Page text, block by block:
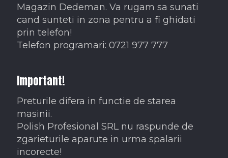
Magazin Dedeman. Va rugam sa sunati
cand sunteti in zona pentru a fi ghidati
prin telefon!
Telefon programari: 0721 977 777
Important!
Preturile difera in functie de starea
masinii.
Polish Profesional SRL nu raspunde de
zgarieturile aparute in urma spalarii
incorecte!